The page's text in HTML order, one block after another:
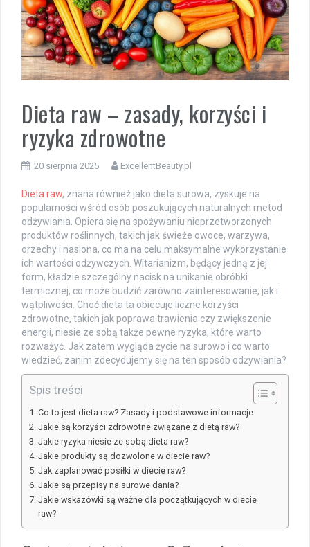
Dieta raw – zasady, korzyści i
ryzyka zdrowotne
20 sierpnia 2025 ExcellentBeauty.pl
Dieta raw, znana również jako dieta surowa, zyskuje na
popularności wśród osób poszukujących naturalnych metod
odżywiania. Opiera się na spożywaniu nieprzetworzonych
produktów roślinnych, takich jak świeże owoce, warzywa,
orzechy i nasiona, co ma na celu maksymalne wykorzystanie
ich wartości odżywczych. Witarianizm, będący jedną z jej
form, kładzie szczególny nacisk na unikanie obróbki
termicznej, co może budzić zarówno zainteresowanie, jak i
wątpliwości. Choć dieta ta obiecuje liczne korzyści
zdrowotne, takich jak poprawa trawienia czy zwiększenie
energii, niesie ze sobą także pewne ryzyka, które warto
rozważyć. Jak zatem wygląda życie na surowo i co warto
wiedzieć, zanim zdecydujemy się na ten sposób odżywiania?
Spis treści
Co to jest dieta raw? Zasady i podstawowe informacje
Jakie są korzyści zdrowotne związane z dietą raw?
Jakie ryzyka niesie ze sobą dieta raw?
Jakie produkty są dozwolone w diecie raw?
Jak zaplanować posiłki w diecie raw?
Jakie są przepisy na surowe dania?
Jakie wskazówki są ważne dla początkujących w diecie
raw?